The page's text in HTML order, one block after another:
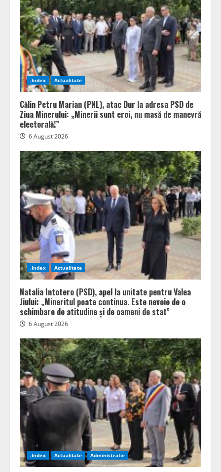
.Index Actualitate
Călin Petru Marian (PNL), atac Dur la adresa PSD de
Ziua Minerului: „Minerii sunt eroi, nu masă de manevră
electorală!”
6 August 2026
.Index Actualitate
Natalia Intotero (PSD), apel la unitate pentru Valea
Jiului: „Mineritul poate continua. Este nevoie de o
schimbare de atitudine și de oameni de stat”
6 August 2026
.Index Actualitate Administratie